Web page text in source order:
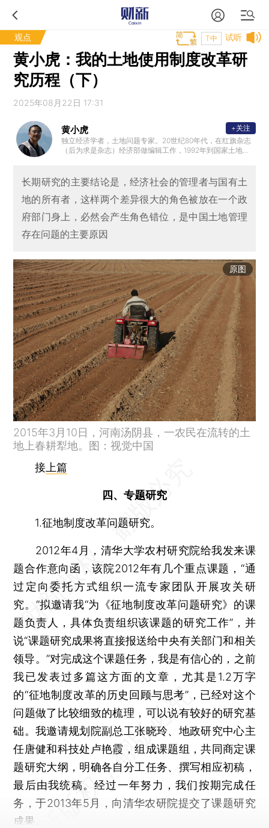
观点 试听
T中
黄小虎：我的土地使用制度改革研
究历程（下）
2025年08月22日 17:31
黄小虎
独立经济学者，土地问题专家。20世纪80年代，在红旗杂志
（后为求是杂志）经济部做编辑工作，1992年到国家土地管
+关注
长期研究的主要结论是，经济社会的管理者与国有土
地的所有者，这样两个差异很大的角色被放在一个政
府部门身上，必然会产生角色错位，是中国土地管理
存在问题的主要原因
原图
2015年3月10日，河南汤阴县，一农民在流转的土
地上春耕犁地。图：视觉中国
接 上篇
四、专题研究
1.征地制度改革问题研究。
2012年4月，清华大学农村研究院给我发来课
题合作意向函，该院2012年有几个重点课题，“通
过定向委托方式组织一流专家团队开展攻关研
究。”拟邀请我“为《征地制度改革问题研究》的课
题负责人，具体负责组织该课题的研究工作”，并
说“课题研究成果将直接报送给中央有关部门和相关
领导。”对完成这个课题任务，我是有信心的，之前
我已发表过多篇这方面的文章，尤其是1.2万字
的“征地制度改革的历史回顾与思考”，已经对这个
问题做了比较细致的梳理，可以说有较好的研究基
础。我邀请规划院副总工张晓玲、地政研究中心主
任唐健和科技处卢艳霞，组成课题组，共同商定课
题研究大纲，明确各自分工任务、撰写相应初稿，
最后由我统稿。经过一年努力，我们按期完成任
务，于2013年5月，向清华农研院提交了课题研究
成果。